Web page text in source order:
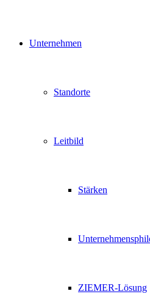
Unternehmen
Standorte
Leitbild
Stärken
ZIEMER-Lösung